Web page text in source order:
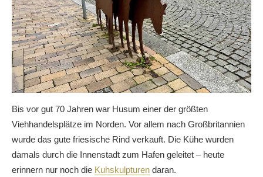
Bis vor gut 70 Jahren war Husum einer der größten
Viehhandelsplätze im Norden. Vor allem nach Großbritannien
wurde das gute friesische Rind verkauft. Die Kühe wurden
damals durch die Innenstadt zum Hafen geleitet – heute
erinnern nur noch die Kuhskulpturen daran.